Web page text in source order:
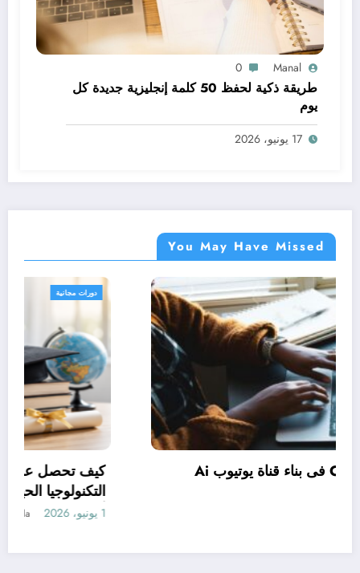
Manal
0
طريقة ذكية لحفظ 50 كلمة إنجليزية جديدة كل
يوم
17 يونيو، 2026
You May Have Missed
دورات مجانية
كيف تستخدم Claude فى بناء قناة يوتيوب Ai